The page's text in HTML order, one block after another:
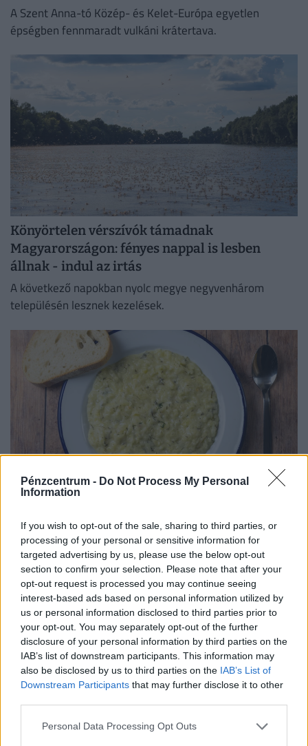
Pénzcentrum - Do Not Process My Personal
Information
If you wish to opt-out of the sale, sharing to third parties, or
processing of your personal or sensitive information for
targeted advertising by us, please use the below opt-out
section to confirm your selection. Please note that after your
opt-out request is processed you may continue seeing
interest-based ads based on personal information utilized by
us or personal information disclosed to third parties prior to
your opt-out. You may separately opt-out of the further
disclosure of your personal information by third parties on the
IAB’s list of downstream participants. This information may
also be disclosed by us to third parties on the IAB’s List of
Downstream Participants that may further disclose it to other
Personal Data Processing Opt Outs
A Szent Anna-tó Közép- és Kelet-Európa egyetlen
épségben fennmaradt vulkáni krátertava.
Könyörtelen vérszívók támadnak
Magyarországon: fényes nappal is lesben
állnak - indul az irtás
A következő napokban nyolc megye negyvenhárom
településén lesznek kezelések.
mint a menzai: erdélyi csomboros, küküllői
tojásfasírttal
Nagy kultúrtörténeti mesét azért nem is kerítek köré:
amióta világ a világ, és terem a tök, tájegységtől
függetlenül annyi háziasszony esküszik a saját
módszerére.